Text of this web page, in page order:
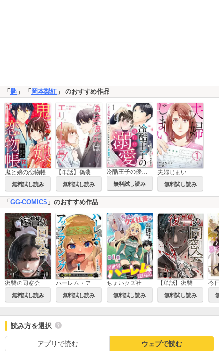
「匙 」 「岡本梨紅 」 のおすすめ作品
鬼と娘の恋物帳
無料試し読み
【単話】偽装彼氏はエリート課長！
無料試し読み
冷酷王子の優しい溺愛～どん底の私を拾ってくれたのは有名な御曹司でした～
無料試し読み
夫婦じまい
無料試し読み
「 GG-COMICS 」のおすすめ作品
復讐の同窓会【単行本版】
無料試し読み
ハーレム・アップライジング ～女尊男卑の世界で魔王の力を使って支配します～【単行本版】
無料試し読み
ちょいクズ社畜の異世界ハーレム建国記【単行本版】
無料試し読み
【単話】復讐の同窓会
無料試し読み
読み方を選択
アプリで読む ウェブで読む